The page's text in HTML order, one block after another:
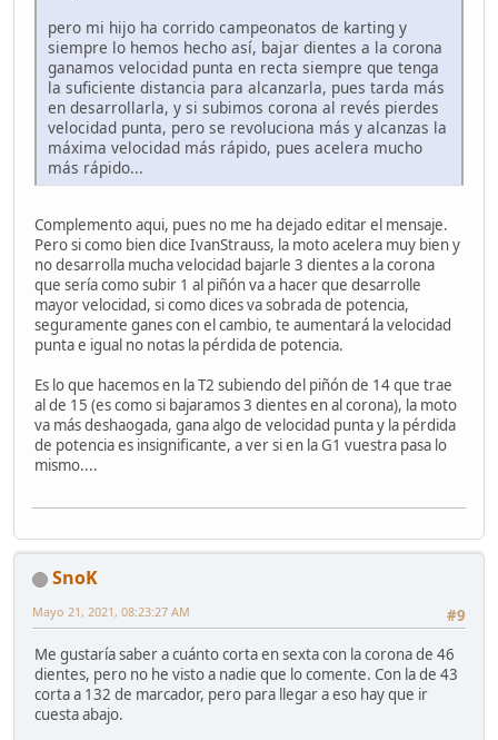
pero mi hijo ha corrido campeonatos de karting y
siempre lo hemos hecho así, bajar dientes a la corona
ganamos velocidad punta en recta siempre que tenga
la suficiente distancia para alcanzarla, pues tarda más
en desarrollarla, y si subimos corona al revés pierdes
velocidad punta, pero se revoluciona más y alcanzas la
máxima velocidad más rápido, pues acelera mucho
más rápido...
Complemento aqui, pues no me ha dejado editar el mensaje.
Pero si como bien dice IvanStrauss, la moto acelera muy bien y
no desarrolla mucha velocidad bajarle 3 dientes a la corona
que sería como subir 1 al piñón va a hacer que desarrolle
mayor velocidad, si como dices va sobrada de potencia,
seguramente ganes con el cambio, te aumentará la velocidad
punta e igual no notas la pérdida de potencia.
Es lo que hacemos en la T2 subiendo del piñón de 14 que trae
al de 15 (es como si bajaramos 3 dientes en al corona), la moto
va más deshaogada, gana algo de velocidad punta y la pérdida
de potencia es insignificante, a ver si en la G1 vuestra pasa lo
mismo....
SnoK
#9
Mayo 21, 2021, 08:23:27 AM
Me gustaría saber a cuánto corta en sexta con la corona de 46
dientes, pero no he visto a nadie que lo comente. Con la de 43
corta a 132 de marcador, pero para llegar a eso hay que ir
cuesta abajo.